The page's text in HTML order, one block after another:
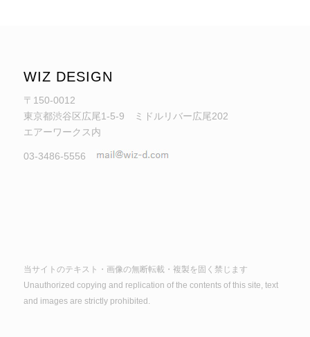
WIZ DESIGN
〒150-0012
東京都渋谷区広尾1-5-9 ミドルリバー広尾202
エアーワークス内
03-3486-5556
当サイトのテキスト・画像の無断転載・複製を固く禁じます
Unauthorized copying and replication of the contents of this site, text
and images are strictly prohibited.